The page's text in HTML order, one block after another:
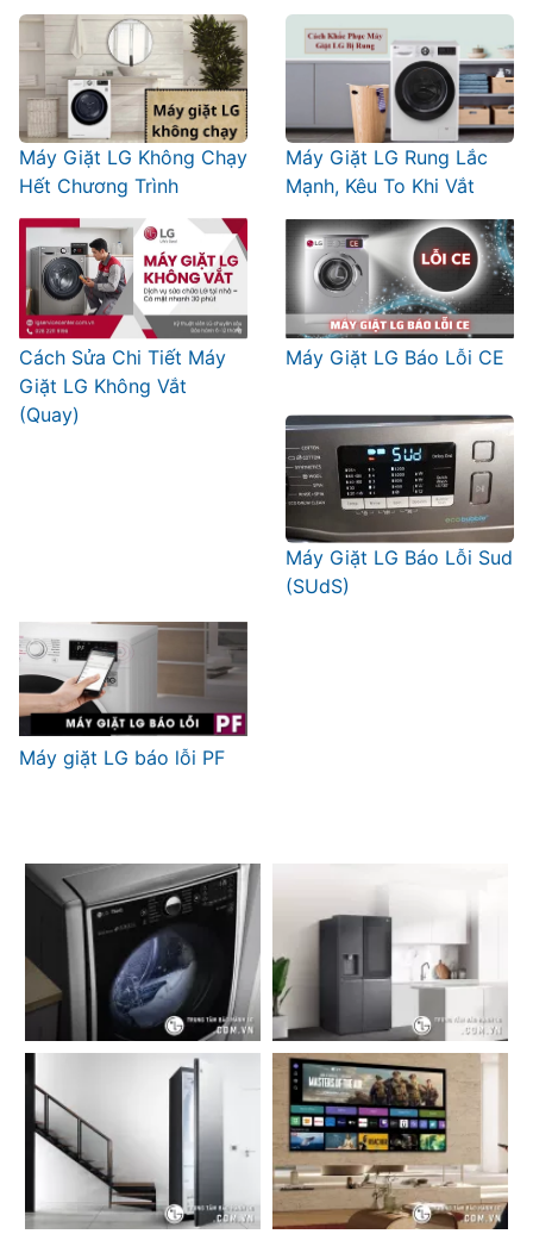
Máy Giặt LG Không Chạy
Hết Chương Trình
Máy Giặt LG Rung Lắc
Mạnh, Kêu To Khi Vắt
Cách Sửa Chi Tiết Máy
Giặt LG Không Vắt
(Quay)
Máy Giặt LG Báo Lỗi CE
Máy Giặt LG Báo Lỗi Sud
(SUdS)
Máy giặt LG báo lỗi PF